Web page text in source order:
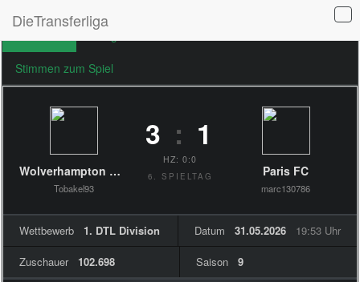
DieTransferliga
Stimmen zum Spiel
Wolverhampton Wanderers
Tobakel93
3 : 1
HZ: 0:0
6. SPIELTAG Paris FC
marc130786
Wettbewerb 1. DTL Division Datum 31.05.2026 19:53 Uhr
Zuschauer 102.698 Saison
9